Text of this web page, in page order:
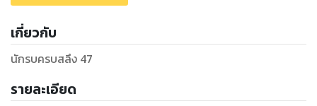
เกี่ยวกับ
นักรบครบสลึง 47
รายละเอียด